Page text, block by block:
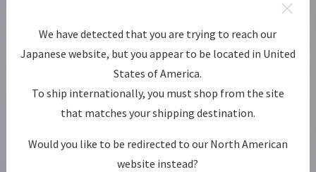
We have detected that you are trying to reach our
Japanese website, but you appear to be located in United
States of America.
To ship internationally, you must shop from the site
that matches your shipping destination.
Would you like to be redirected to our North American
website instead?